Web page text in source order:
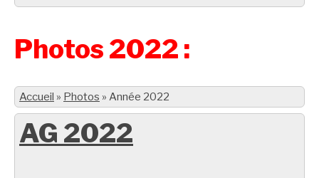
Photos 2022 :
Accueil » Photos » Année 2022
AG 2022